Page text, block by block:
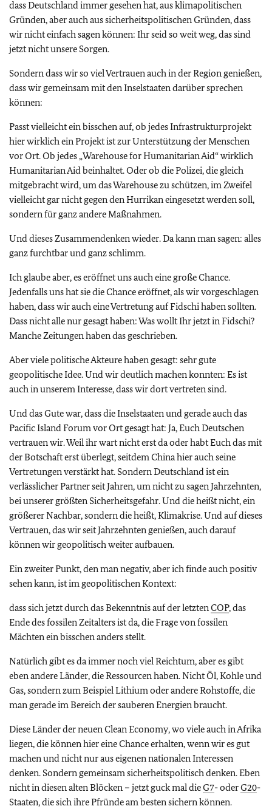
dass Deutschland immer gesehen hat, aus klimapolitischen
Gründen, aber auch aus sicherheitspolitischen Gründen, dass
wir nicht einfach sagen können: Ihr seid so weit weg, das sind
jetzt nicht unsere Sorgen.
Sondern dass wir so viel Vertrauen auch in der Region genießen,
dass wir gemeinsam mit den Inselstaaten darüber sprechen
können:
Passt vielleicht ein bisschen auf, ob jedes Infrastrukturprojekt
hier wirklich ein Projekt ist zur Unterstützung der Menschen
vor Ort. Ob jedes „Warehouse for Humanitarian Aid“ wirklich
Humanitarian Aidbeinhaltet. Oder ob die Polizei, die gleich
mitgebracht wird, um das Warehouse zu schützen, im Zweifel
vielleicht gar nicht gegen den Hurrikan eingesetzt werden soll,
sondern für ganz andere Maßnahmen.
Und dieses Zusammendenken wieder. Da kann man sagen: alles
ganz furchtbar und ganz schlimm.
Ich glaube aber, es eröffnet uns auch eine große Chance.
Jedenfalls uns hat sie die Chance eröffnet, als wir vorgeschlagen
haben, dass wir auch eine Vertretung auf Fidschi haben sollten.
Dass nicht alle nur gesagt haben: Was wollt Ihr jetzt in Fidschi?
Manche Zeitungen haben das geschrieben.
Aber viele politische Akteure haben gesagt: sehr gute
geopolitische Idee. Und wir deutlich machen konnten: Es ist
auch in unserem Interesse, dass wir dort vertreten sind.
Und das Gute war, dass die Inselstaaten und gerade auch das
Pacific Island Forum vor Ort gesagt hat: Ja, Euch Deutschen
vertrauen wir. Weil ihr wart nicht erst da oder habt Euch das mit
der Botschaft erst überlegt, seitdem China hier auch seine
Vertretungen verstärkt hat. Sondern Deutschland ist ein
verlässlicher Partner seit Jahren, um nicht zu sagen Jahrzehnten,
bei unserer größten Sicherheitsgefahr. Und die heißt nicht, ein
größerer Nachbar, sondern die heißt, Klimakrise. Und auf dieses
Vertrauen, das wir seit Jahrzehnten genießen, auch darauf
können wir geopolitisch weiter aufbauen.
Ein zweiter Punkt, den man negativ, aber ich finde auch positiv
sehen kann, ist im geopolitischen Kontext:
dass sich jetzt durch das Bekenntnis auf der letztenCOP, das
Ende des fossilen Zeitalters ist da, die Frage von fossilen
Mächten ein bisschen anders stellt.
Natürlich gibt es da immer noch viel Reichtum, aber es gibt
eben andere Länder, die Ressourcen haben. Nicht Öl, Kohle und
Gas, sondern zum Beispiel Lithium oder andere Rohstoffe, die
man gerade im Bereich der sauberen Energien braucht.
Diese Länder der neuenClean Economy, wo viele auch in Afrika
liegen, die können hier eine Chance erhalten, wenn wir es gut
machen und nicht nur aus eigenen nationalen Interessen
denken. Sondern gemeinsam sicherheitspolitisch denken. Eben
nicht in diesen alten Blöcken – jetzt guck mal dieG7- oderG20-
Staaten, die sich ihre Pfründe am besten sichern können.